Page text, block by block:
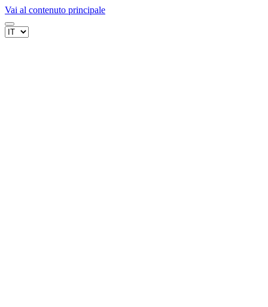
Vai al contenuto principale